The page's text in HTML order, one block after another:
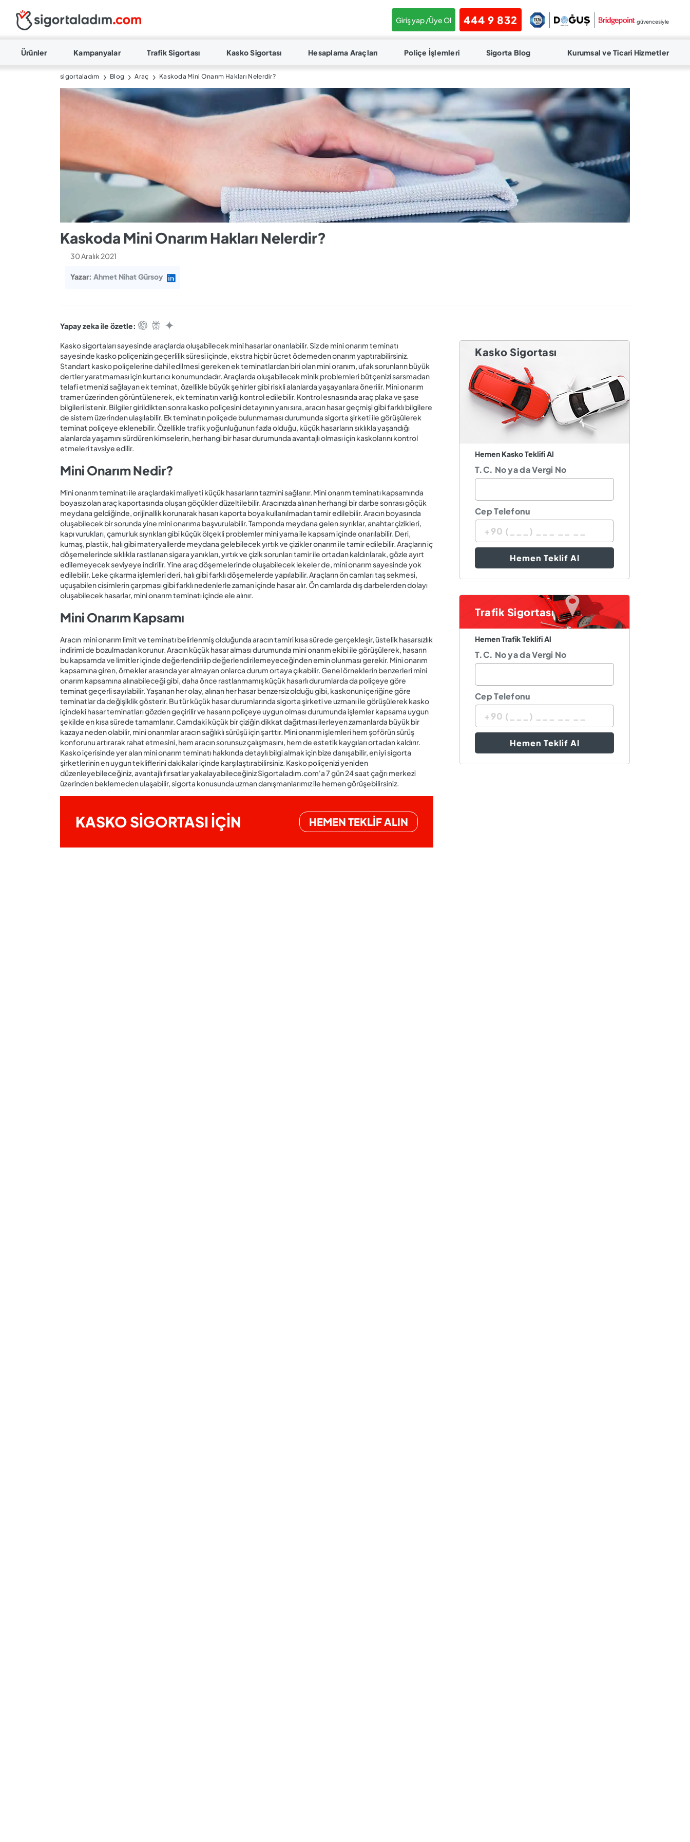
Giriş yap /Üye Ol 444 9 832 güvencesiyle
Ürünler Kampanyalar Trafik Sigortası Kasko Sigortası Hesaplama Araçları Poliçe İşlemleri Sigorta Blog Kurumsal ve Ticari Hizmetler
sigortaladım Blog Araç Kaskoda Mini Onarım Hakları Nelerdir?
Kaskoda Mini Onarım Hakları Nelerdir?
30 Aralık 2021
Yazar: Ahmet Nihat Gürsoy
Yapay zeka ile özetle:
Kasko sigortaları sayesinde araçlarda oluşabilecek mini hasarlar onarılabilir. Siz de mini onarım teminatı
sayesinde kasko poliçenizin geçerlilik süresi içinde, ekstra hiçbir ücret ödemeden onarım yaptırabilirsiniz.
Standart kasko poliçelerine dahil edilmesi gereken ek teminatlardan biri olan mini oranım, ufak sorunların büyük
dertler yaratmaması için kurtarıcı konumundadır. Araçlarda oluşabilecek minik problemleri bütçenizi sarsmadan
telafi etmenizi sağlayan ek teminat, özellikle büyük şehirler gibi riskli alanlarda yaşayanlara önerilir. Mini onarım
tramer üzerinden görüntülenerek, ek teminatın varlığı kontrol edilebilir. Kontrol esnasında araç plaka ve şase
bilgileri istenir. Bilgiler girildikten sonra kasko poliçesini detayının yanı sıra, aracın hasar geçmişi gibi farklı bilgilere
de sistem üzerinden ulaşılabilir. Ek teminatın poliçede bulunmaması durumunda sigorta şirketi ile görüşülerek
teminat poliçeye eklenebilir. Özellikle trafik yoğunluğunun fazla olduğu, küçük hasarların sıklıkla yaşandığı
alanlarda yaşamını sürdüren kimselerin, herhangi bir hasar durumunda avantajlı olması için kaskolarını kontrol
etmeleri tavsiye edilir.
Mini Onarım Nedir?
Mini onarım teminatı ile araçlardaki maliyeti küçük hasarların tazmini sağlanır. Mini onarım teminatı kapsamında
boyasız olan araç kaportasında oluşan göçükler düzeltilebilir. Aracınızda alınan herhangi bir darbe sonrası göçük
meydana geldiğinde, orijinallik korunarak hasarı kaporta boya kullanılmadan tamir edilebilir. Aracın boyasında
oluşabilecek bir sorunda yine mini onarıma başvurulabilir. Tamponda meydana gelen sıyrıklar, anahtar çizikleri,
kapı vurukları, çamurluk sıyrıkları gibi küçük ölçekli problemler mini yama ile kapsam içinde onarılabilir. Deri,
kumaş, plastik, halı gibi materyallerde meydana gelebilecek yırtık ve çizikler onarım ile tamir edilebilir. Araçların iç
döşemelerinde sıklıkla rastlanan sigara yanıkları, yırtık ve çizik sorunları tamir ile ortadan kaldırılarak, gözle ayırt
edilemeyecek seviyeye indirilir. Yine araç döşemelerinde oluşabilecek lekeler de, mini onarım sayesinde yok
edilebilir. Leke çıkarma işlemleri deri, halı gibi farklı döşemelerde yapılabilir. Araçların ön camları taş sekmesi,
uçuşabilen cisimlerin çarpması gibi farklı nedenlerle zaman içinde hasar alır. Ön camlarda dış darbelerden dolayı
oluşabilecek hasarlar, mini onarım teminatı içinde ele alınır.
Mini Onarım Kapsamı
Aracın mini onarım limit ve teminatı belirlenmiş olduğunda aracın tamiri kısa sürede gerçekleşir, üstelik hasarsızlık
indirimi de bozulmadan korunur. Aracın küçük hasar alması durumunda mini onarım ekibi ile görüşülerek, hasarın
bu kapsamda ve limitler içinde değerlendirilip değerlendirilemeyeceğinden emin olunması gerekir. Mini onarım
kapsamına giren, örnekler arasında yer almayan onlarca durum ortaya çıkabilir. Genel örneklerin benzerleri mini
onarım kapsamına alınabileceği gibi, daha önce rastlanmamış küçük hasarlı durumlarda da poliçeye göre
teminat geçerli sayılabilir. Yaşanan her olay, alınan her hasar benzersiz olduğu gibi, kaskonun içeriğine göre
teminatlar da değişiklik gösterir. Bu tür küçük hasar durumlarında sigorta şirketi ve uzmanı ile görüşülerek kasko
içindeki hasar teminatları gözden geçirilir ve hasarın poliçeye uygun olması durumunda işlemler kapsama uygun
şekilde en kısa sürede tamamlanır. Camdaki küçük bir çiziğin dikkat dağıtması ilerleyen zamanlarda büyük bir
kazaya neden olabilir, mini onarımlar aracın sağlıklı sürüşü için şarttır. Mini onarım işlemleri hem şoförün sürüş
konforunu artırarak rahat etmesini, hem aracın sorunsuz çalışmasını, hem de estetik kaygıları ortadan kaldırır.
Kasko içerisinde yer alan mini onarım teminatı hakkında detaylı bilgi almak için bize danışabilir, en iyi sigorta
şirketlerinin en uygun tekliflerini dakikalar içinde karşılaştırabilirsiniz. Kasko poliçenizi yeniden
düzenleyebileceğiniz, avantajlı fırsatlar yakalayabileceğiniz Sigortaladım.com'a 7 gün 24 saat çağrı merkezi
üzerinden beklemeden ulaşabilir, sigorta konusunda uzman danışmanlarımız ile hemen görüşebilirsiniz.
KASKO SİGORTASI İÇİN HEMEN TEKLİF ALIN
Kasko Sigortası
Hemen Kasko Teklifi Al
T.C. No ya da Vergi No
Cep Telefonu
Hemen Teklif Al
Trafik Sigortası
Hemen Trafik Teklifi Al
T.C. No ya da Vergi No
Cep Telefonu
Hemen Teklif Al